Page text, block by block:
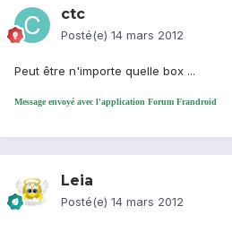
ctc
Posté(e) 14 mars 2012
Peut être n'importe quelle box ...
Message envoyé avec l'application Forum Frandroid
Leia
Posté(e) 14 mars 2012